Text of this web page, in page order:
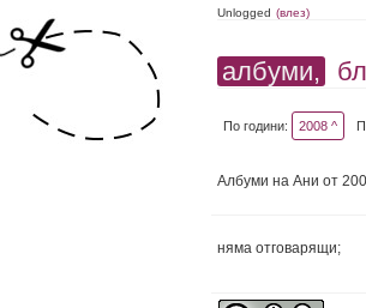
Unlogged (влез)
албуми,
По години: 2008 ^
Албуми на Ани от
няма отговарящи;